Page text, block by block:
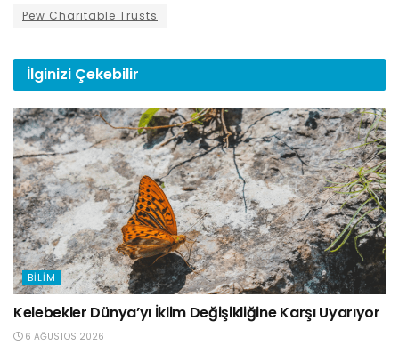
Pew Charitable Trusts
İlginizi Çekebilir
BILIM
Kelebekler Dünya’yı İklim Değişikliğine Karşı Uyarıyor
6 AĞUSTOS 2026